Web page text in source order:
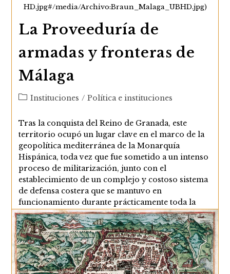
Granada
Época
De
Austrias
HD.jpg#/media/Archivo:Braun_Malaga_UBHD.jpg)
La Proveeduría de
armadas y fronteras de
Málaga
Categoría
la
entrada:
Instituciones / Política e instituciones
Tras la conquista del Reino de Granada, este
territorio ocupó un lugar clave en el marco de la
geopolítica mediterránea de la Monarquía
Hispánica, toda vez que fue sometido a un intenso
proceso de militarización, junto con el
establecimiento de un complejo y costoso sistema
de defensa costera que se mantuvo en
funcionamiento durante prácticamente toda la
Edad Moderna. En este entramado, Málaga, capital
de una de las antiguas coras del antiguo reino
nazarí, continuó ocupando…
Continuar LeyendoLa
Proveeduría